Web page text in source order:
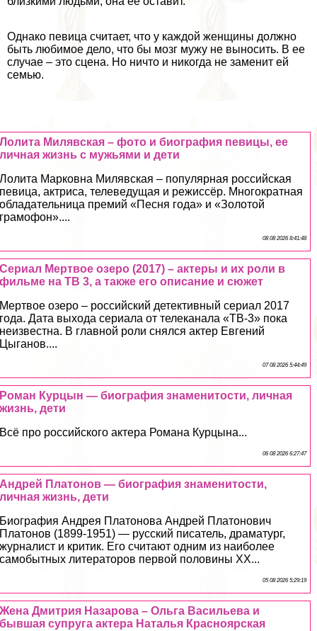
Однако певица считает, что у каждой женщины должно
быть любимое дело, что бы мозг мужу не выносить. В ее
случае – это сцена. Но ничто и никогда не заменит ей
семью.
Лолита Милявская – фото и биография певицы, ее
личная жизнь с мужьями и дети
Лолита Марковна Милявская – популярная российская
певица, актриса, телеведущая и режиссёр. Многократная
обладательница премий «Песня года» и «Золотой
грамофон»....
08 08 2026 8:41:48
Сериал Мертвое озеро (2017) – актеры и их роли в
фильме на ТВ 3, а также его описание и сюжет
Мертвое озеро – российский детективный сериал 2017
года. Дата выхода сериала от телеканала «ТВ-3» пока
неизвестна. В главной роли снялся актер Евгений
Цыганов....
07 08 2026 5:44:49
Роман Курцын — биография знаменитости, личная
жизнь, дети
Всё про российского актера Романа Курцына...
06 08 2026 6:27:47
Андрей Платонов — биография знаменитости,
личная жизнь, дети
Биография Андрея Платонова Андрей Платонович
Платонов (1899-1951) — русский писатель, драматург,
журналист и критик. Его считают одним из наиболее
самобытных литераторов первой половины XX...
05 08 2026 5:29:19
Жена Дмитрия Назарова – Ольга Васильева и
бывшая супруга актера Наталья Красноярская